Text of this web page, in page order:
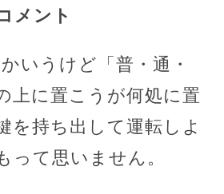
メント
いうけど「普・通・
上に置こうが何処に置
を持ち出して運転しよ
って思いません。